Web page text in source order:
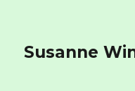
Susanne